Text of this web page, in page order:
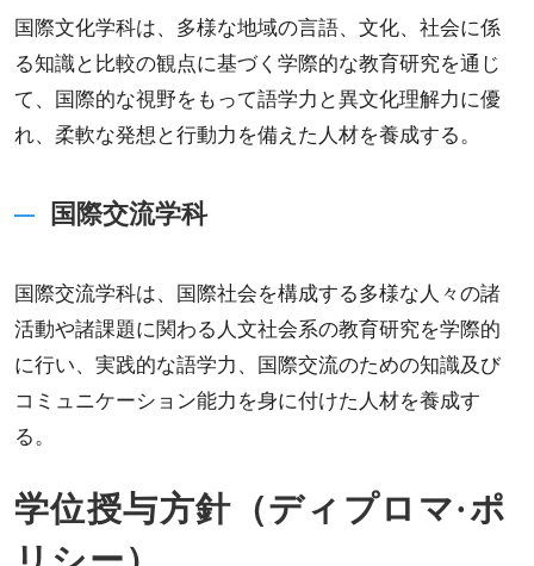
国際文化学科は、多様な地域の言語、文化、社会に係
る知識と比較の観点に基づく学際的な教育研究を通じ
て、国際的な視野をもって語学力と異文化理解力に優
れ、柔軟な発想と行動力を備えた人材を養成する。
国際交流学科
国際交流学科は、国際社会を構成する多様な人々の諸
活動や諸課題に関わる人文社会系の教育研究を学際的
に行い、実践的な語学力、国際交流のための知識及び
コミュニケーション能力を身に付けた人材を養成す
る。
学位授与方針（ディプロマ·ポ